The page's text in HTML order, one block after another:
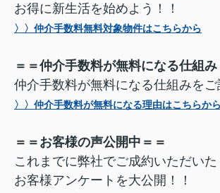
お得に新生活を始めよう！！
〉〉仲介手数料無料対象物件はこちらから
＝＝仲介手数料が無料になる仕組み
仲介手数料が無料になる仕組みをご
〉〉仲介手数料が無料になる理由はこちらから
＝＝お客様の声公開中＝＝
これまでに弊社でご成約いただいた
お客様アンケートを大公開！！